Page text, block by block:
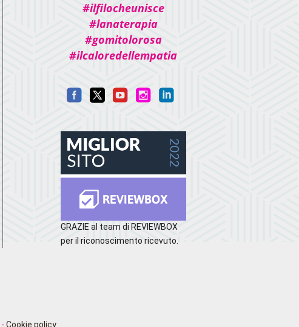
#ilfilocheunisce
#lanaterapia
#gomitolorosa
#ilcaloredellempatia
GRAZIE al team di REVIEWBOX
per il riconoscimento ricevuto.
- Cookie policy